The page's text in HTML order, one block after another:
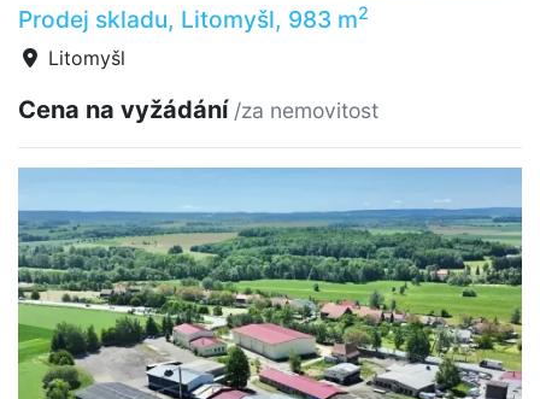
Prodej skladu, Litomyšl, 983 m2
Litomyšl
Cena na vyžádání /za nemovitost